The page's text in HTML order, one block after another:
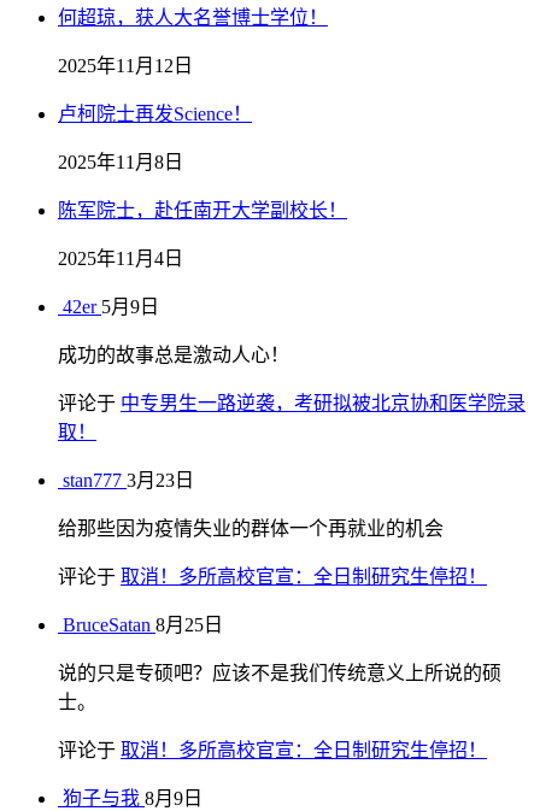
何超琼，获人大名誉博士学位！
2025年11月12日
卢柯院士再发Science！
2025年11月8日
陈军院士，赴任南开大学副校长！
2025年11月4日
42er 5月9日
成功的故事总是激动人心！
评论于 中专男生一路逆袭，考研拟被北京协和医学院录
取！
stan777 3月23日
给那些因为疫情失业的群体一个再就业的机会
评论于 取消！多所高校官宣：全日制研究生停招！
BruceSatan 8月25日
说的只是专硕吧？应该不是我们传统意义上所说的硕
士。
评论于 取消！多所高校官宣：全日制研究生停招！
狗子与我 8月9日